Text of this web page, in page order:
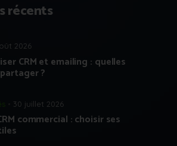
récents
2026
CRM et emailing : quelles
?
30 juillet 2026
commercial : choisir ses